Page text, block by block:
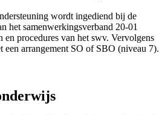
wordt ingediend bij de
het samenwerkingsverband 20-01
en procedures van het swv. Vervolgens
een arrangement SO of SBO (niveau 7).